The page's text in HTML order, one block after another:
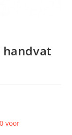
voor